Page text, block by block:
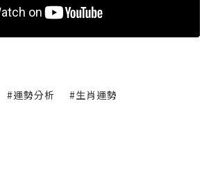
#運勢分析 #生肖運勢